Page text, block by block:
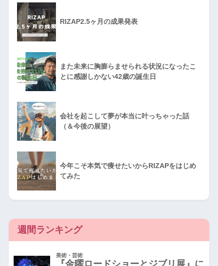
RIZAP2.5ヶ月の成果発表
また未来に胸膨らませられる状況になったこ
とに感謝しかない42歳の誕生日
会社を起こして夢が本当に叶っちゃった話
（＆今後の展望）
今年こそ本気で痩せたいからRIZAPをはじめ
てみた
週間ランキング